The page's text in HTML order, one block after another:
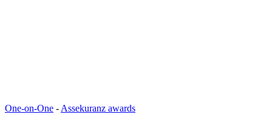
One-on-One -Assekuranz awards